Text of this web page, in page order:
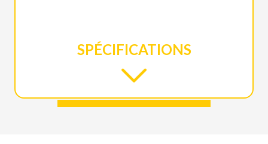
SPÉCIFICATIONS